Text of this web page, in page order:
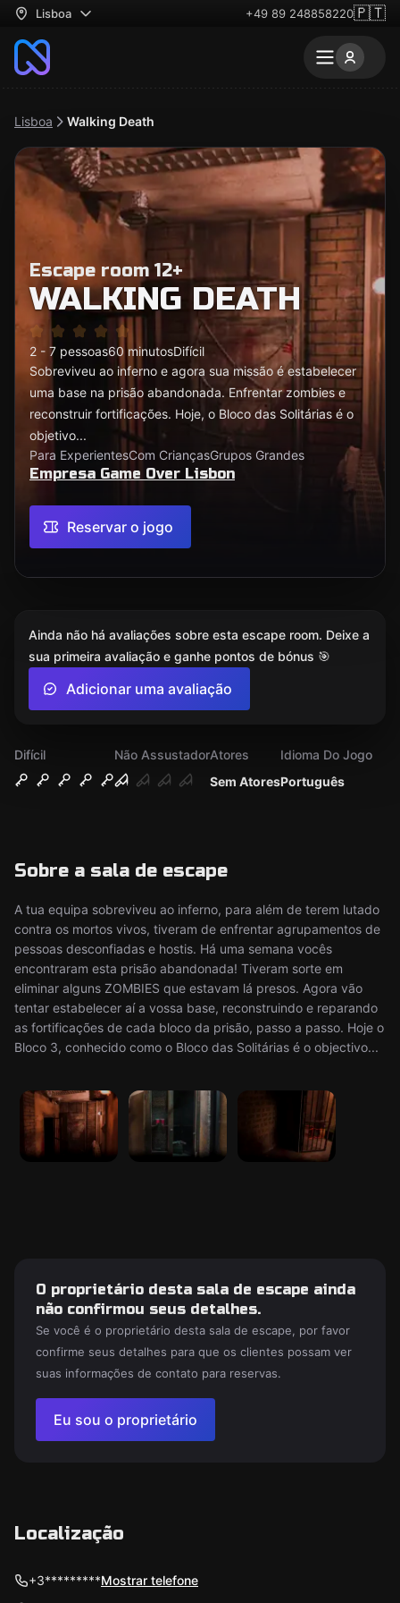
Lisboa +49 89 248858220🇵🇹
Lisboa Walking Death
Escape room 12+
WALKING DEATH
2 - 7 pessoas60 minutosDifícil
Sobreviveu ao inferno e agora sua missão é estabelecer
uma base na prisão abandonada. Enfrentar zombies e
reconstruir fortificações. Hoje, o Bloco das Solitárias é o
objetivo...
Para ExperientesCom CriançasGrupos Grandes
Empresa Game Over Lisbon
Reservar o jogo
Difícil
Não Assustador
Sem Atores
Atores
Português
Idioma Do Jogo
Sobre a sala de escape
A tua equipa sobreviveu ao inferno, para além de terem lutado
contra os mortos vivos, tiveram de enfrentar agrupamentos de
pessoas desconfiadas e hostis. Há uma semana vocês
encontraram esta prisão abandonada! Tiveram sorte em
eliminar alguns ZOMBIES que estavam lá presos. Agora vão
tentar estabelecer aí a vossa base, reconstruindo e reparando
as fortificações de cada bloco da prisão, passo a passo. Hoje o
Bloco 3, conhecido como o Bloco das Solitárias é o objectivo...
Ainda não há avaliações sobre esta escape room. Deixe a
sua primeira avaliação e ganhe pontos de bónus 🎯
Adicionar uma avaliação
O proprietário desta sala de escape ainda
não confirmou seus detalhes.
Se você é o proprietário desta sala de escape, por favor
confirme seus detalhes para que os clientes possam ver
suas informações de contato para reservas.
Eu sou o proprietário
Localização
+3*********Mostrar telefone